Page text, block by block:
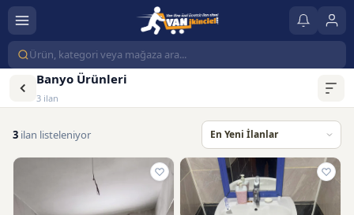
Banyo Ürünleri
3 ilan
3 ilan listeleniyor